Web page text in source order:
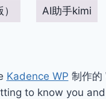
AI助手kimi
Kadence WP 制作的
to know you